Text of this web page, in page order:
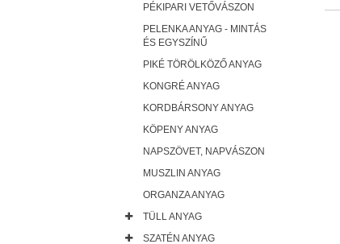
PÉKIPARI VETŐVÁSZON
PELENKA ANYAG - MINTÁS
ÉS EGYSZÍNŰ
PIKÉ TÖRÖLKÖZŐ ANYAG
KONGRÉ ANYAG
KORDBÁRSONY ANYAG
KÖPENY ANYAG
NAPSZÖVET, NAPVÁSZON
MUSZLIN ANYAG
ORGANZA ANYAG
TÜLL ANYAG
SZATÉN ANYAG